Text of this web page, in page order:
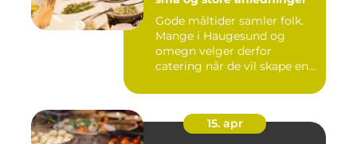
Gode måltider samler folk.
Mange i Haugesund og
omegn velger derfor
catering når de vil skape en
15. apr